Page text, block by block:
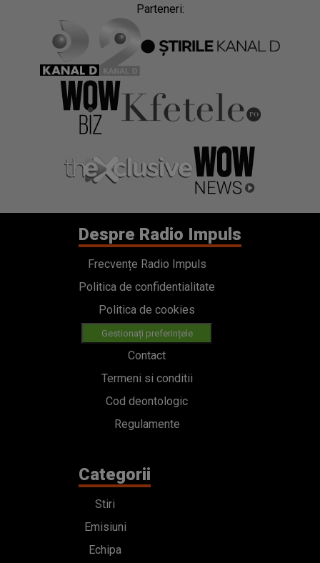
Parteneri:
Despre Radio Impuls
Frecvențe Radio Impuls
Politica de confidentialitate
Politica de cookies
Gestionați preferințele
Contact
Termeni si conditii
Cod deontologic
Regulamente
Categorii
Stiri
Emisiuni
Echipa